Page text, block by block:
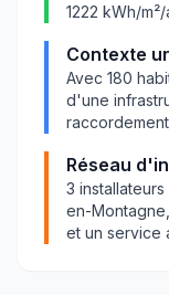
1222 kWh/
Contexte
Avec 180
d'une
Réseau
3
en-Montagne
et un service